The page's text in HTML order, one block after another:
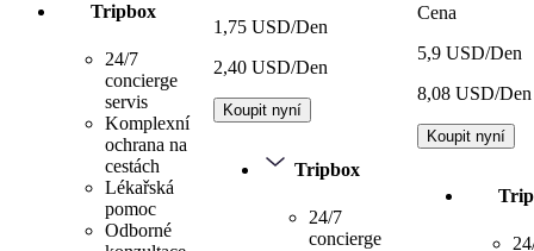
Tripbox
24/7
concierge
servis
Komplexní
ochrana na
cestách
Lékařská
pomoc
Odborné
1,75 USD/Den
2,40 USD/Den
Koupit nyní
Tripbox
24/7
concierge
Cena
5,9 USD/Den
8,08 USD/Den
Koupit nyní